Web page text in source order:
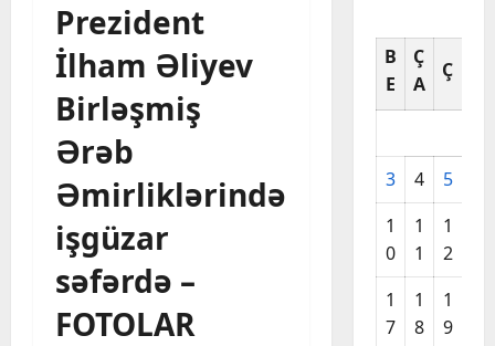
Prezident
İlham Əliyev
Birləşmiş
Ərəb
Əmirliklərində
işgüzar
səfərdə –
FOTOLAR
B
E
Ç
A
Ç
3 4 5
1
0
1
1
1
2
1
7
1
8
1
9